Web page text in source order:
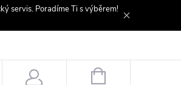
servis. Poradíme Ti s výběrem!
NÁKUPNÍ